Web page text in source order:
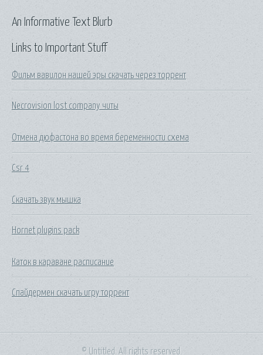
Links to Important Stuff
Фильм вавилон нашей эры скачать через торрент
Necrovision lost company читы
Отмена дюфастона во время беременности схема
Csr 4
Скачать звук мышка
Hornet plugins pack
Каток в караване расписание
Спайдермен скачать игру торрент
An Informative Text Blurb
© Untitled. All rights reserved.